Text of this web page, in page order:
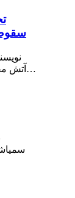
سقوط
آتش مقاومت را در سراسر افغانستان…